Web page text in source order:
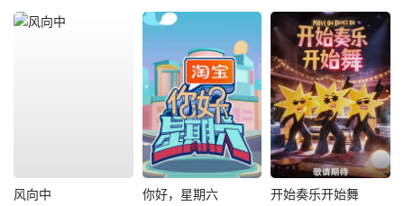
风向中 你好，星期六 开始奏乐开始舞